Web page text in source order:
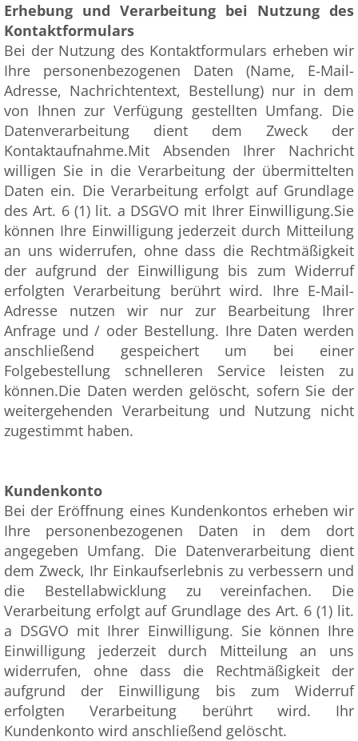
Erhebung und Verarbeitung bei Nutzung des
Kontaktformulars
Bei der Nutzung des Kontaktformulars erheben wir
Ihre personenbezogenen Daten (Name, E-Mail-
Adresse, Nachrichtentext, Bestellung) nur in dem
von Ihnen zur Verfügung gestellten Umfang. Die
Datenverarbeitung dient dem Zweck der
Kontaktaufnahme.Mit Absenden Ihrer Nachricht
willigen Sie in die Verarbeitung der übermittelten
Daten ein. Die Verarbeitung erfolgt auf Grundlage
des Art. 6 (1) lit. a DSGVO mit Ihrer Einwilligung.Sie
können Ihre Einwilligung jederzeit durch Mitteilung
an uns widerrufen, ohne dass die Rechtmäßigkeit
der aufgrund der Einwilligung bis zum Widerruf
erfolgten Verarbeitung berührt wird. Ihre E-Mail-
Adresse nutzen wir nur zur Bearbeitung Ihrer
Anfrage und / oder Bestellung. Ihre Daten werden
anschließend gespeichert um bei einer
Folgebestellung schnelleren Service leisten zu
können.Die Daten werden gelöscht, sofern Sie der
weitergehenden Verarbeitung und Nutzung nicht
zugestimmt haben.
Kundenkonto
Bei der Eröffnung eines Kundenkontos erheben wir
Ihre personenbezogenen Daten in dem dort
angegeben Umfang. Die Datenverarbeitung dient
dem Zweck, Ihr Einkaufserlebnis zu verbessern und
die Bestellabwicklung zu vereinfachen. Die
Verarbeitung erfolgt auf Grundlage des Art. 6 (1) lit.
a DSGVO mit Ihrer Einwilligung. Sie können Ihre
Einwilligung jederzeit durch Mitteilung an uns
widerrufen, ohne dass die Rechtmäßigkeit der
aufgrund der Einwilligung bis zum Widerruf
erfolgten Verarbeitung berührt wird. Ihr
Kundenkonto wird anschließend gelöscht.